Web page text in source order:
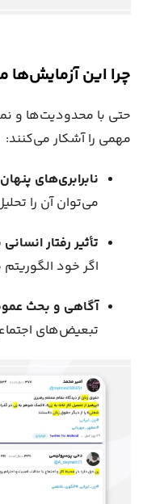
چرا این آزمایش‌ها
حتی با محدودیت‌ها و
مهمی را آشکار می‌کنند:
نابرابری‌های
می‌توان آن را
تأثیر رفتار
اگر خود
آگاهی و بحث
تبعیض‌های